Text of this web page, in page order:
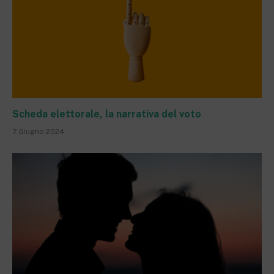
Scheda elettorale, la narrativa del voto
7 Giugno 2024